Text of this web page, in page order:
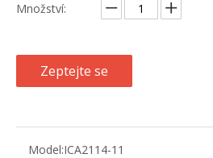
Množství:
Zeptejte se
Model:ICA2114-11